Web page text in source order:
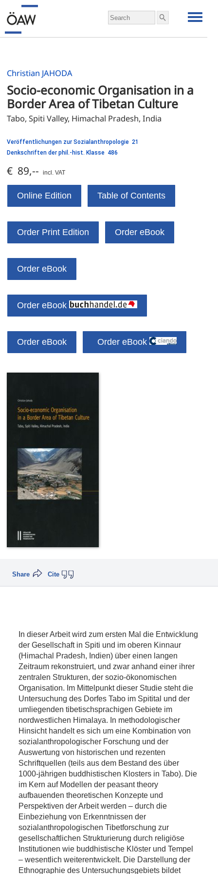
Christian JAHODA
Socio-economic Organisation in a
Border Area of Tibetan Culture
Veröffentlichungen zur Sozialanthropologie 21
Denkschriften der phil.-hist. Klasse 486
€ 89,-- incl. VAT
Online Edition Table of Contents
Order Print Edition Order eBook
Order eBook
Order eBook
Order eBook Order eBook
Cite
Share
In dieser Arbeit wird zum ersten Mal die Entwicklung
der Gesellschaft in Spiti und im oberen Kinnaur
(Himachal Pradesh, Indien) über einen langen
Zeitraum rekonstruiert, und zwar anhand einer ihrer
zentralen Strukturen, der sozio-ökonomischen
Organisation. Im Mittelpunkt dieser Studie steht die
Untersuchung des Dorfes Tabo im Spitital und der
umliegenden tibetischsprachigen Gebiete im
nordwestlichen Himalaya. In methodologischer
Hinsicht handelt es sich um eine Kombination von
sozialanthropologischer Forschung und der
Auswertung von historischen und rezenten
Schriftquellen (teils aus dem Bestand des über
1000-jährigen buddhistischen Klosters in Tabo). Die
im Kern auf Modellen der peasant theory
aufbauenden theoretischen Konzepte und
Perspektiven der Arbeit werden – durch die
Einbeziehung von Erkenntnissen der
sozialanthropologischen Tibetforschung zur
gesellschaftlichen Strukturierung durch religiöse
Institutionen wie buddhistische Klöster und Tempel
– wesentlich weiterentwickelt. Die Darstellung der
Ethnographie des Untersuchungsgebiets bildet